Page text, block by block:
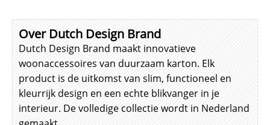
Over Dutch Design Brand
Dutch Design Brand maakt innovatieve
woonaccessoires van duurzaam karton. Elk
product is de uitkomst van slim, functioneel en
kleurrijk design en een echte blikvanger in je
interieur. De volledige collectie wordt in Nederland